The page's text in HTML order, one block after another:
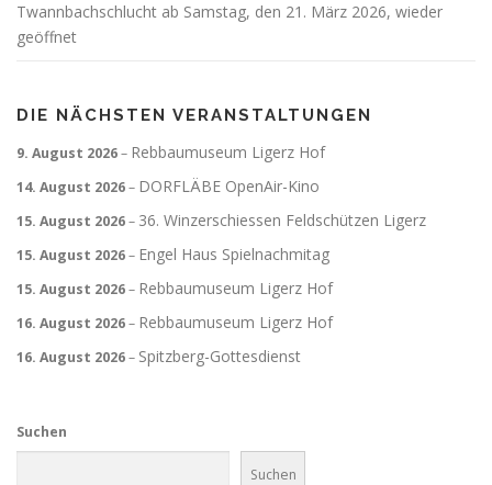
Twannbachschlucht ab Samstag, den 21. März 2026, wieder
geöffnet
DIE NÄCHSTEN VERANSTALTUNGEN
9. August 2026– Rebbaumuseum Ligerz Hof
14. August 2026– DORFLÄBE OpenAir-Kino
15. August 2026– 36. Winzerschiessen Feldschützen Ligerz
15. August 2026– Engel Haus Spielnachmitag
15. August 2026– Rebbaumuseum Ligerz Hof
16. August 2026– Rebbaumuseum Ligerz Hof
16. August 2026– Spitzberg-Gottesdienst
Suchen
Suchen